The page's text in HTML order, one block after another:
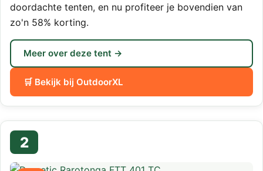
doordachte tenten, en nu profiteer je bovendien van
zo'n 58% korting.
Meer over deze tent →
🛒 Bekijk bij OutdoorXL
2